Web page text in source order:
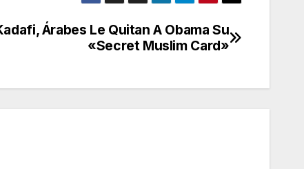
Árabes Le Quitan A Obama Su
«Secret Muslim Card»